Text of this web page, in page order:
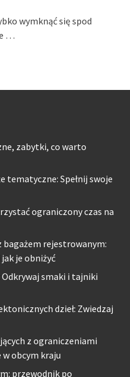
wymknąć się spod
…
zabytki, co warto
tematyczne: Spełnij swoje
ograniczony czas na
bagażem rejestrowanym:
jak je obniżyć
smaki i tajniki
dzieł: Zwiedzaj
z ograniczeniami
obcym kraju
przewodnik po